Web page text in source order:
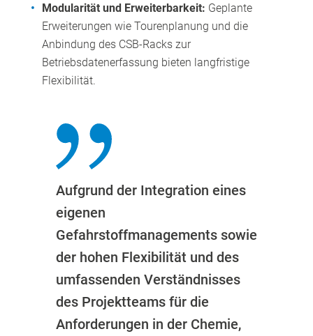
Modularität und Erweiterbarkeit: Geplante
Erweiterungen wie Tourenplanung und die
Anbindung des CSB-Racks zur
Betriebsdatenerfassung bieten langfristige
Flexibilität.
Aufgrund der Integration eines
eigenen
Gefahrstoffmanagements sowie
der hohen Flexibilität und des
umfassenden Verständnisses
des Projektteams für die
Anforderungen in der Chemie,